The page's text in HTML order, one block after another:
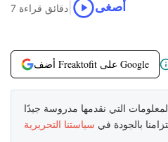
7 دقائق قراءة أصغى
أضف Freaktofit على Google
التي نقدمها مدروسة جيدًا
بالجودة في سياستنا التحريرية